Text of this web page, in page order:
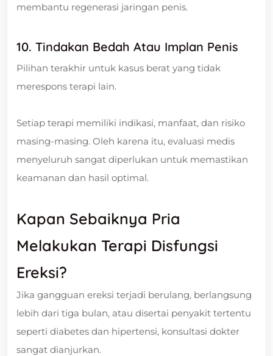
membantu regenerasi jaringan penis.
10. Tindakan Bedah Atau Implan Penis
Pilihan terakhir untuk kasus berat yang tidak
merespons terapi lain.
Setiap terapi memiliki indikasi, manfaat, dan risiko
masing-masing. Oleh karena itu, evaluasi medis
menyeluruh sangat diperlukan untuk memastikan
keamanan dan hasil optimal.
Kapan Sebaiknya Pria
Melakukan Terapi Disfungsi
Ereksi?
Jika gangguan ereksi terjadi berulang, berlangsung
lebih dari tiga bulan, atau disertai penyakit tertentu
seperti diabetes dan hipertensi, konsultasi dokter
sangat dianjurkan.